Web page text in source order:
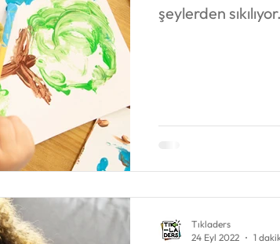
İletişim Çocuk Eğitim Okul
şeylerden
Tıkladers
24 Eyl 2022
1